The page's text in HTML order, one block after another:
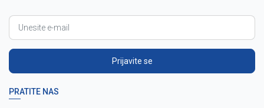
Prijavite se
PRATITE NAS